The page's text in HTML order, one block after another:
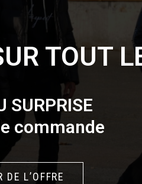
TOUT
SURPRISE
e commande
DE L’OFFRE